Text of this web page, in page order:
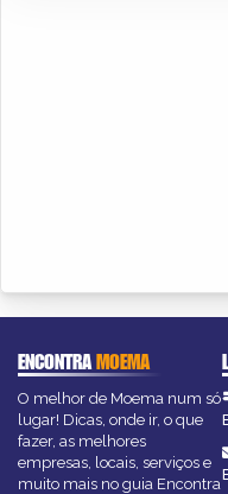
ENCONTRAMOEMA
O melhor de Moema num só
lugar! Dicas, onde ir, o que
fazer, as melhores
empresas, locais, serviços e
muito mais no guia Encontra